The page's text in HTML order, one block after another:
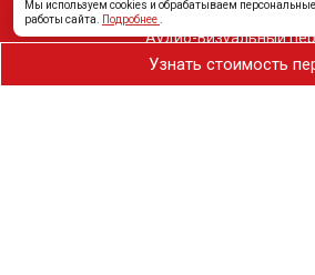
Бизнес клиенту
Аудио-Визуальный
Срочный перевод
Мы используем cookies и обрабатываем
работы сайта.
Подробнее
Узнать стоимость